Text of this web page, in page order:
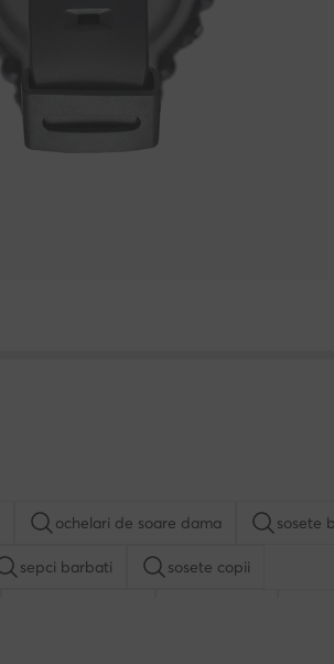
ochelari de soare dama sosete
sepci barbati sosete copii